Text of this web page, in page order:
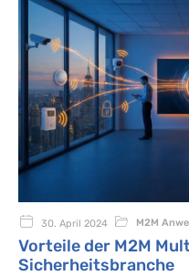
30. April 2024 M2M
Vorteile der M2M
Sicherheitsbranche